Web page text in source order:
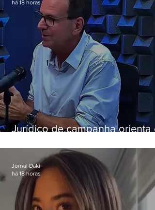
Jurídico de campanha orienta e
da Band
há 18 horas
Jornal Daki
há 18 horas